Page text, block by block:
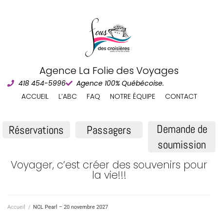
Agence La Folie des Voyages
418 454-5996
Agence 100% Québécoise.
ACCUEIL
L’ABC FAQ NOTRE ÉQUIPE CONTACT
Réservations Passagers
Demande de
soumission
Voyager, c’est créer des souvenirs pour
la vie!!!
Accueil / NCL Pearl – 20 novembre 2027